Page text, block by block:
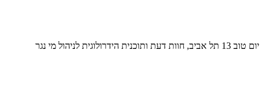
יום טוב 13 תל אביב, חוות דעת ותוכנית הידרולוגית לניהול מי נגר